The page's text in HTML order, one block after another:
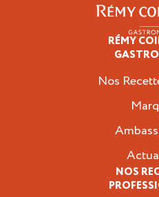
RÉMY
Nos
NOS